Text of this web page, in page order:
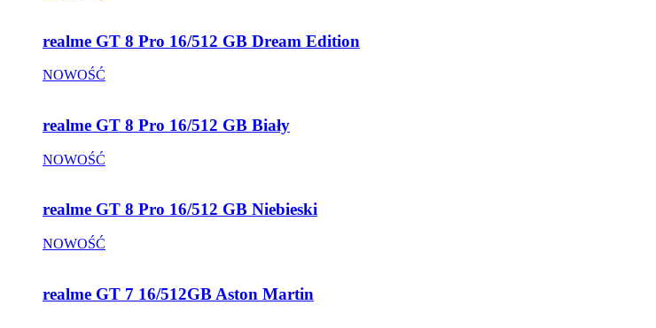
realme GT 8 Pro 16/512 GB Dream Edition
NOWOŚĆ
realme GT 8 Pro 16/512 GB Biały
NOWOŚĆ
realme GT 8 Pro 16/512 GB Niebieski
NOWOŚĆ
realme GT 7 16/512GB Aston Martin